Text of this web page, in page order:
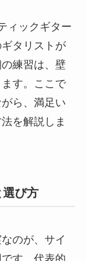
ィックギター
タリストが
練習は、壁
す。ここで
ら、満足い
を解説しま
び方
のが、サイ